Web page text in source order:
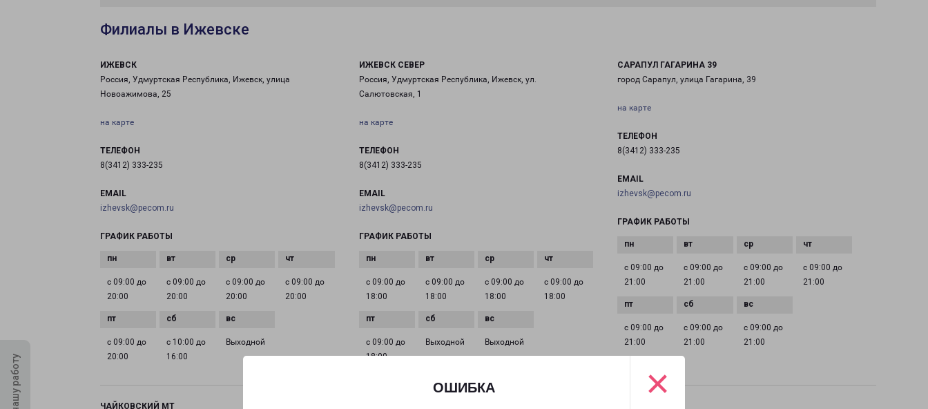
ОШИБКА ×
Филиалы в Ижевске
ИЖЕВСК
Россия, Удмуртская Республика, Ижевск, улица
Новоажимова, 25
на карте
ТЕЛЕФОН
8(3412) 333-235
EMAIL
izhevsk@pecom.ru
ГРАФИК РАБОТЫ
с 09:00 до
20:00
с 09:00 до
20:00
с 09:00 до
20:00
с 09:00 до
20:00
с 09:00 до
20:00
с 10:00 до
16:00
Выходной
ИЖЕВСК СЕВЕР
Россия, Удмуртская Республика, Ижевск, ул.
Салютовская, 1
на карте
ТЕЛЕФОН
8(3412) 333-235
EMAIL
izhevsk@pecom.ru
ГРАФИК РАБОТЫ
с 09:00 до
18:00
с 09:00 до
18:00
с 09:00 до
18:00
с 09:00 до
18:00
с 09:00 до
18:00
Выходной Выходной
САРАПУЛ ГАГАРИНА 39
город Сарапул, улица Гагарина, 39
на карте
ТЕЛЕФОН
8(3412) 333-235
EMAIL
izhevsk@pecom.ru
ГРАФИК РАБОТЫ
с 09:00 до
21:00
с 09:00 до
21:00
с 09:00 до
21:00
с 09:00 до
21:00
с 09:00 до
21:00
с 09:00 до
21:00
с 09:00 до
21:00
ЧАЙКОВСКИЙ МТ